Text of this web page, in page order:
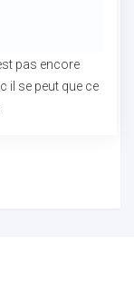
pas encore
il se peut que ce